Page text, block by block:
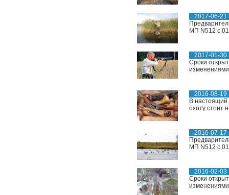
2017-06-21
МП N512 с
2017-01-30
Сроки
2016-08-19
В настоящий
охоту стоит
2016-07-17
МП N512 с
2016-02-03
Сроки